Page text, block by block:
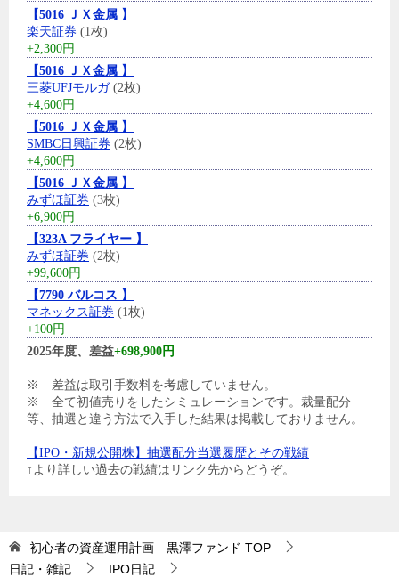
【5016 ＪＸ金属 】
楽天証券 (1枚)
+2,300円
【5016 ＪＸ金属 】
三菱UFJモルガ(2枚)
+4,600円
【5016 ＪＸ金属 】
SMBC日興証券 (2枚)
+4,600円
【5016 ＪＸ金属 】
みずほ証券 (3枚)
+6,900円
【323A フライヤー 】
みずほ証券 (2枚)
+99,600円
【7790 バルコス 】
マネックス証券 (1枚)
+100円
2025年度、差益+698,900円
※ 差益は取引手数料を考慮していません。
※ 全て初値売りをしたシミュレーションです。裁量配分
等、抽選と違う方法で入手した結果は掲載しておりません。
【IPO・新規公開株】抽選配分当選履歴とその戦績
↑より詳しい過去の戦績はリンク先からどうぞ。
初心者の資産運用計画 黒澤ファンド TOP
日記・雑記
IPO日記